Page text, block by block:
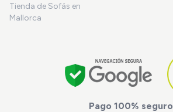
Tienda de Sofás en
Mallorca
Pago 100% seguro